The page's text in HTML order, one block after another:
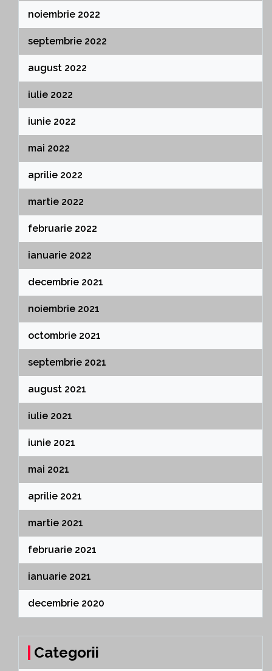
noiembrie 2022
septembrie 2022
august 2022
iulie 2022
iunie 2022
mai 2022
aprilie 2022
martie 2022
februarie 2022
ianuarie 2022
decembrie 2021
noiembrie 2021
octombrie 2021
septembrie 2021
august 2021
iulie 2021
iunie 2021
mai 2021
aprilie 2021
martie 2021
februarie 2021
ianuarie 2021
decembrie 2020
Categorii